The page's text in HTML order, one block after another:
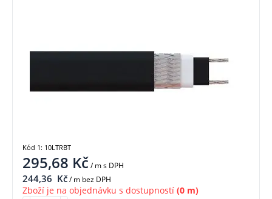
295,68 Kč/ ms DPH
244,36 Kč/ m bez DPH
Zboží je na objednávku s dostupností (0 m)
Kód 1: 10LTRBT